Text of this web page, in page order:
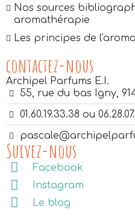
Nos sources
aromathérapie
Les principes de
contactez-nous
Archipel Parfums E.I.
55, rue du bas Igny,
01.60.19.33.38 ou
Suivez-nous
Facebook
Instagram
Le blog